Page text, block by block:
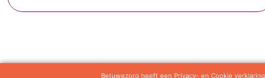
Betuwezorg heeft een Privacy- en Cookie verklaring